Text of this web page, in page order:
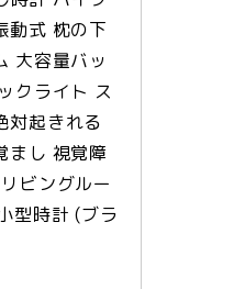
動式 枕の下
大容量バッ
クライト ス
対起きれる
まし 視覚障
ビングルー
型時計 (ブラ